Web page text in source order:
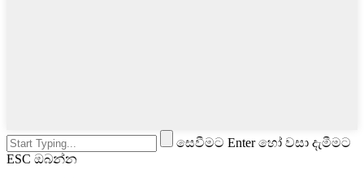
සෙවීමට Enter හෝ වසා දැමීමට
ESC ඔබන්න